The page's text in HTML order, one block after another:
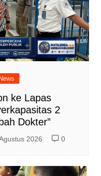
ke Lapas
2
Dokter”
2026 0